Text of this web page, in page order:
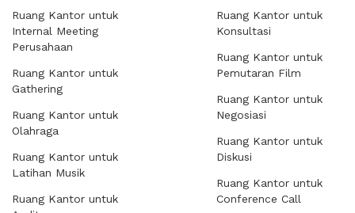
Ruang Kantor untuk
Internal Meeting
Perusahaan
Ruang Kantor untuk
Gathering
Ruang Kantor untuk
Olahraga
Ruang Kantor untuk
Latihan Musik
Ruang Kantor untuk
Ruang Kantor untuk
Konsultasi
Ruang Kantor untuk
Pemutaran Film
Ruang Kantor untuk
Negosiasi
Ruang Kantor untuk
Diskusi
Ruang Kantor untuk
Conference Call